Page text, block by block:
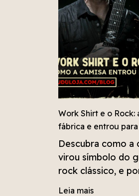
Work Shirt e o Rock:
fábrica e entrou
Descubra como a
virou símbolo do
rock clássico, e
sendo a escolha
Leia mais